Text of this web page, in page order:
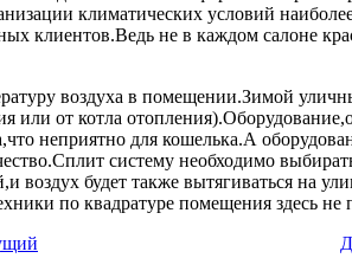
климатических условий
клиентов.Ведь не в каждом салоне
воздуха в помещении.Зимой
или от котла
неприятно для кошелька.А
систему необходимо
воздух будет также вытягиваться
по квадратуре помещения здесь не